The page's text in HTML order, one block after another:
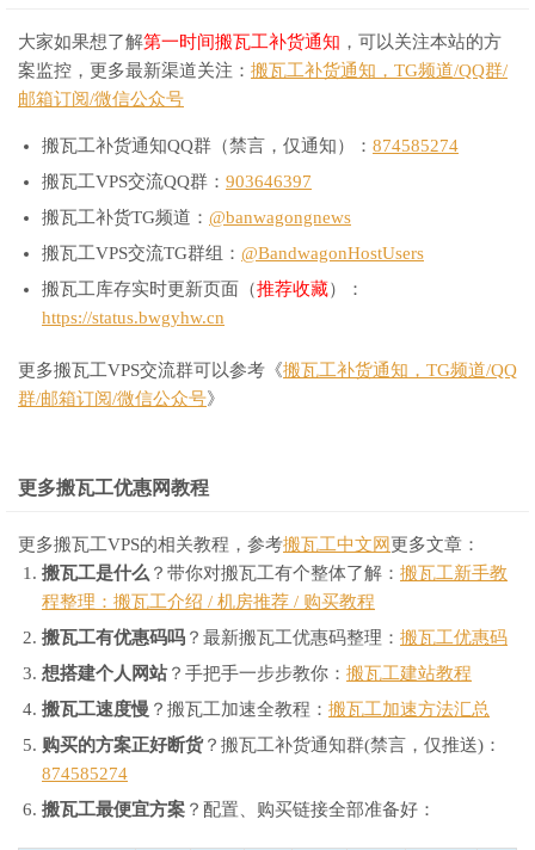
大家如果想了解第一时间搬瓦工补货通知 ，可以关注本站的方
案监控，更多最新渠道关注： 搬瓦工补货通知，TG频道/QQ群/
邮箱订阅/微信公众号
搬瓦工补货通知QQ群（禁言，仅通知）： 874585274
搬瓦工VPS交流QQ群： 903646397
搬瓦工补货TG频道： @banwagongnews
搬瓦工VPS交流TG群组： @BandwagonHostUsers
搬瓦工库存实时更新页面（推荐收藏）：
https://status.bwgyhw.cn
更多搬瓦工VPS交流群可以参考《搬瓦工补货通知，TG频道/QQ
群/邮箱订阅/微信公众号》
更多搬瓦工优惠网教程
更多搬瓦工VPS的相关教程，参考搬瓦工中文网更多文章：
搬瓦工是什么 ？带你对搬瓦工有个整体了解： 搬瓦工新手教
程整理：搬瓦工介绍 / 机房推荐 / 购买教程
搬瓦工有优惠码吗 ？最新搬瓦工优惠码整理： 搬瓦工优惠码
想搭建个人网站？手把手一步步教你： 搬瓦工建站教程
搬瓦工速度慢 ？搬瓦工加速全教程： 搬瓦工加速方法汇总
购买的方案正好断货？搬瓦工补货通知群(禁言，仅推送)：
874585274
搬瓦工最便宜方案 ？配置、购买链接全部准备好：